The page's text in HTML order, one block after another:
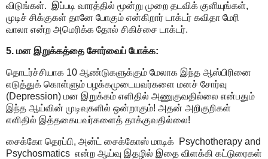
விடுங்கள். இப்படி வாரத்தில் மூன்று முறை தடவிக் குளியுங்கள்,
முடிச் சிக்குகள் தானே போகும் என்கிறார் டாக்டர் கவிதா மேரி
வாலா என்ற அமெரிக்க தோல் சிகிச்சை டாக்டர்.
5. மன இறுக்கத்தை சோர்வைப் போக்க:
தொடர்ச்சியாக 10 ஆண்டுகளுக்கும் மேலாக இந்த ஆஸ்பிரினை
எடுத்துக் கொள்ளும் பழக்கமுடையவர்களை மனச் சோர்வு
(Depression) மன இறுக்கம் எளிதில் அணுகுவதில்லை என்பதும்
இந்த ஆய்வின் முடிவுகளில் ஒன்றாகும்! அதன் அறிகுறிகள்
எளிதில் இத்தகையவர்களைத் தாக்குவதில்லை!
சைக்கோ தெரப்பி, அன்ட் சைக்கோஸ் மாடிக் Psychotherapy and
Psychosmatics என்ற ஆய்வு இதழில் இதை விளக்கி கட்டுரைகள்